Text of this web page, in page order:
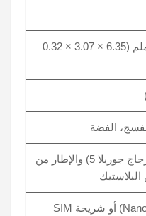
161.3 × 78.1 × 8.2 ملم (6.35 × 3.07 × 0.32
الفضة
الواجهة من الزجاج (زجاج جوريلا 5) والإطار من
شريحة واحدة (Nano-SIM) أو شريحة SIM